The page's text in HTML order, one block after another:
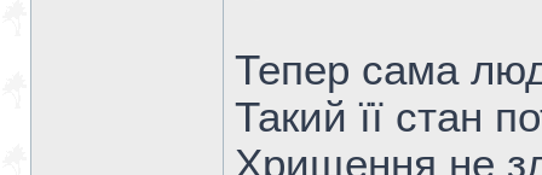
Тепер сама
Такий її стан
Хрищення не